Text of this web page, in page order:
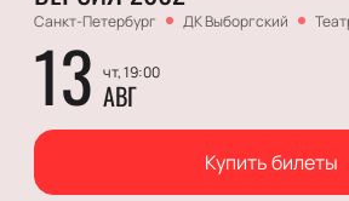
Санкт-Петербург ДК Выборгский
13 чт, 19:00
АВГ
Купить билеты